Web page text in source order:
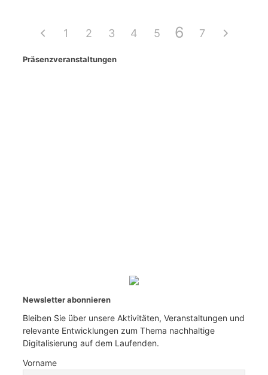
1 2 3 4 5 6 7
Präsenzveranstaltungen
Newsletter abonnieren
Bleiben Sie über unsere Aktivitäten, Veranstaltungen und
relevante Entwicklungen zum Thema nachhaltige
Digitalisierung auf dem Laufenden.
Vorname